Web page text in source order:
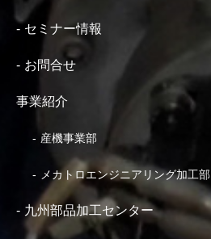
セミナー情報
お問合せ
事業紹介
産機事業部
メカトロエンジニアリング加工部
九州部品加工センター